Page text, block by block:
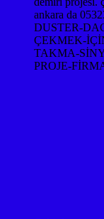
DUSTER-
ÇEKMEK-
TAKMA-
PROJE-